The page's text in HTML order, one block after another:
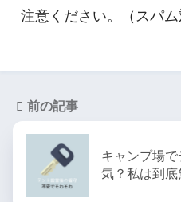
注意ください。（スパム
前の記事
キャンプ場
気？私は到底